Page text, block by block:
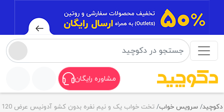
مشاوره رایگان
دکوچید سرویس خواب تخت خواب یک و نیم نفره بدون کشو آدونیس عرض 120